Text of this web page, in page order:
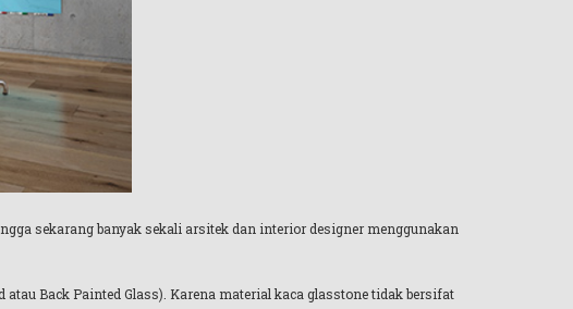
sekarang banyak sekali arsitek dan interior designer menggunakan
atau Back Painted Glass). Karena material kaca glasstone tidak bersifat